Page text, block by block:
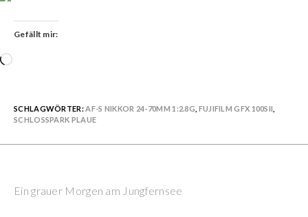
Gefällt mir:
Wird
SCHLAGWÖRTER:AF-S NIKKOR 24-70MM 1:2.8G FUJIFILM GFX 100SII
SCHLOSSPARK PLAUE
Reading
Ein grauer Morgen am Jungfernsee